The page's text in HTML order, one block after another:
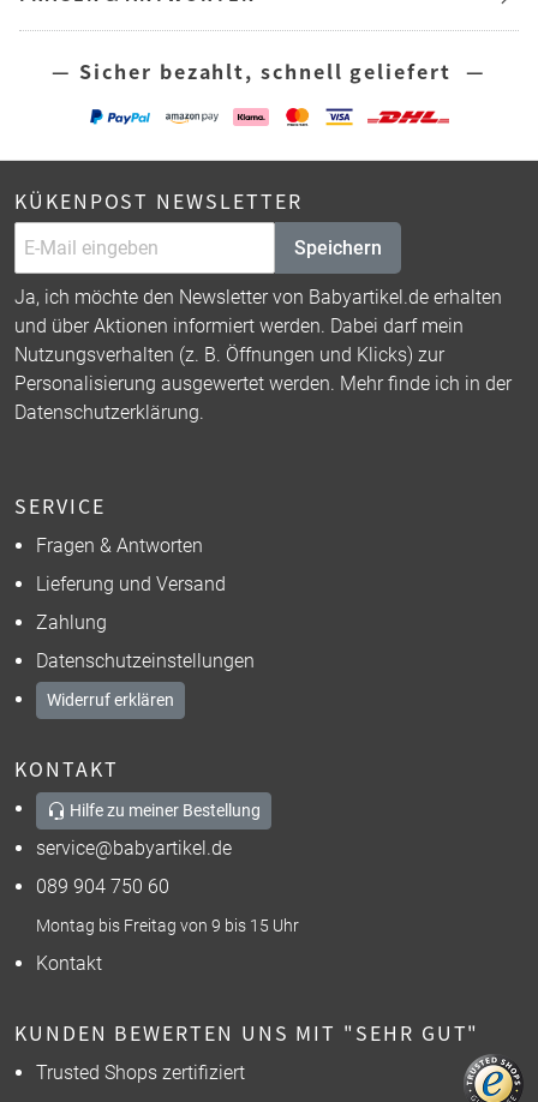
— Sicher bezahlt, schnell geliefert —
KÜKENPOST NEWSLETTER
Speichern
Ja, ich möchte den Newsletter von Babyartikel.de erhalten
und über Aktionen informiert werden. Dabei darf mein
Nutzungsverhalten (z. B. Öffnungen und Klicks) zur
Personalisierung ausgewertet werden. Mehr finde ich in der
Datenschutzerklärung.
SERVICE
Fragen & Antworten
Lieferung und Versand
Zahlung
Datenschutzeinstellungen
Widerruf erklären
KONTAKT
Hilfe zu meiner Bestellung
service@babyartikel.de
089 904 750 60
Montag bis Freitag von 9 bis 15 Uhr
Kontakt
KUNDEN BEWERTEN UNS MIT "SEHR GUT"
Trusted Shops zertifiziert